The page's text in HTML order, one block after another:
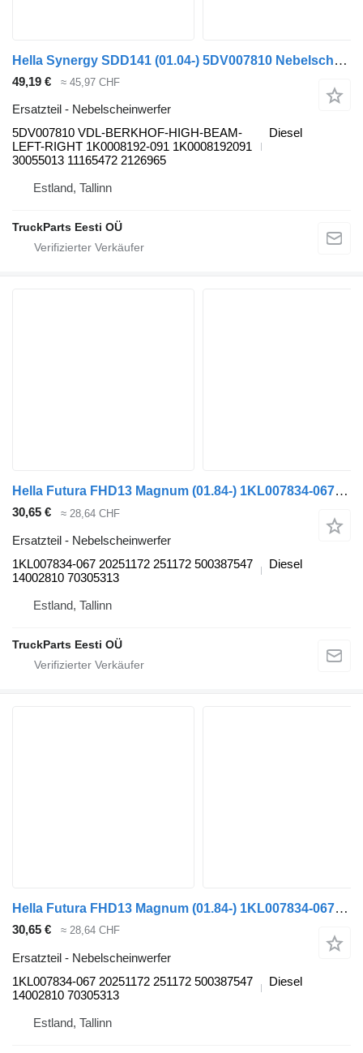
Hella Synergy SDD141 (01.04-) 5DV007810 Nebelscheinwerfer für Bova Synergy, Lexio (2004-) Bus
49,19 € ≈ 45,97 CHF
Ersatzteil - Nebelscheinwerfer
5DV007810 VDL-BERKHOF-HIGH-BEAM-
LEFT-RIGHT 1K0008192-091 1K0008192091
30055013 11165472 2126965
Diesel
Estland, Tallinn
TruckParts Eesti OÜ
Hella Futura FHD13 Magnum (01.84-) 1KL007834-067 Nebelscheinwerfer für Bova Futura FHD, FLD (1982-) Bus
30,65 € ≈ 28,64 CHF
Ersatzteil - Nebelscheinwerfer
1KL007834-067 20251172 251172 500387547
14002810 70305313
Diesel
Estland, Tallinn
TruckParts Eesti OÜ
Hella Futura FHD13 Magnum (01.84-) 1KL007834-067 Nebelscheinwerfer für Bova Futura FHD, FLD (1982-) Bus
30,65 € ≈ 28,64 CHF
Ersatzteil - Nebelscheinwerfer
1KL007834-067 20251172 251172 500387547
14002810 70305313
Diesel
Estland, Tallinn